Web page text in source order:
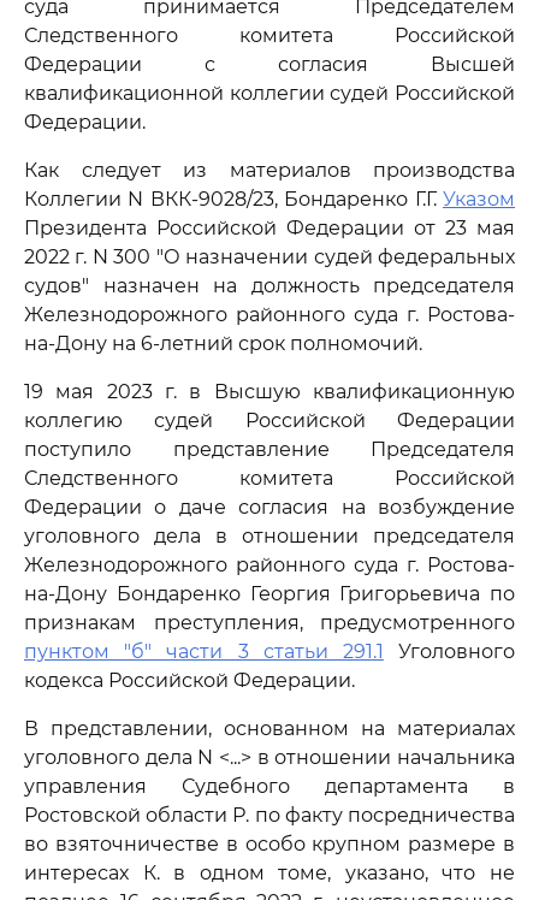
суда принимается Председателем
Следственного комитета Российской
Федерации с согласия Высшей
квалификационной коллегии судей Российской
Федерации.
Как следует из материалов производства
Коллегии N ВКК-9028/23, Бондаренко Г.Г. Указом
Президента Российской Федерации от 23 мая
2022 г. N 300 "О назначении судей федеральных
судов" назначен на должность председателя
Железнодорожного районного суда г. Ростова-
на-Дону на 6-летний срок полномочий.
19 мая 2023 г. в Высшую квалификационную
коллегию судей Российской Федерации
поступило представление Председателя
Следственного комитета Российской
Федерации о даче согласия на возбуждение
уголовного дела в отношении председателя
Железнодорожного районного суда г. Ростова-
на-Дону Бондаренко Георгия Григорьевича по
признакам преступления, предусмотренного
пунктом "б" части 3 статьи 291.1 Уголовного
кодекса Российской Федерации.
В представлении, основанном на материалах
уголовного дела N <...> в отношении начальника
управления Судебного департамента в
Ростовской области Р. по факту посредничества
во взяточничестве в особо крупном размере в
интересах К. в одном томе, указано, что не